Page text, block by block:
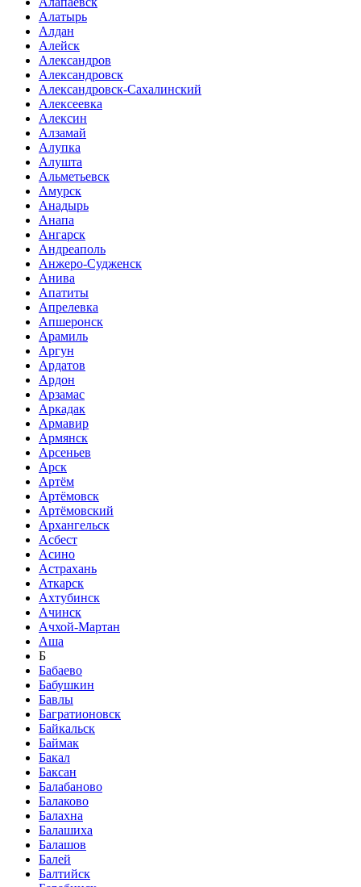
Алатырь
Алдан
Алейск
Александров
Александровск
Александровск-Сахалинский
Алексеевка
Алексин
Алзамай
Алупка
Алушта
Альметьевск
Амурск
Анадырь
Анапа
Ангарск
Андреаполь
Анжеро-Судженск
Анива
Апатиты
Апрелевка
Апшеронск
Арамиль
Аргун
Ардатов
Ардон
Арзамас
Аркадак
Армавир
Армянск
Арсеньев
Арск
Артём
Артёмовск
Артёмовский
Архангельск
Асбест
Асино
Астрахань
Аткарск
Ахтубинск
Ачинск
Ачхой-Мартан
Аша
Б
Бабаево
Бабушкин
Бавлы
Багратионовск
Байкальск
Баймак
Бакал
Баксан
Балабаново
Балаково
Балахна
Балашиха
Балашов
Балей
Балтийск